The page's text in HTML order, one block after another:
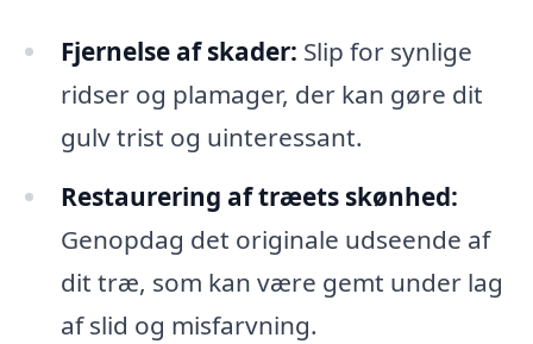
Fjernelse af skader: Slip for synlige
ridser og plamager, der kan gøre dit
gulv trist og uinteressant.
Restaurering af træets skønhed:
Genopdag det originale udseende af
dit træ, som kan være gemt under lag
af slid og misfarvning.